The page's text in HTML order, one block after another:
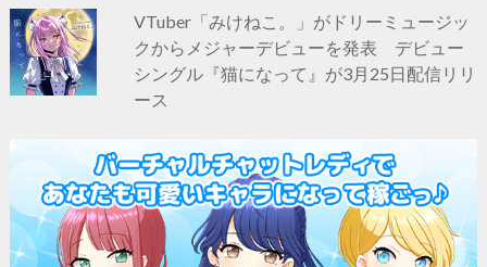
VTuber「みけねこ。」がドリーミュージッ
クからメジャーデビューを発表 デビュー
シングル『猫になって』が3月25日配信リリ
ース